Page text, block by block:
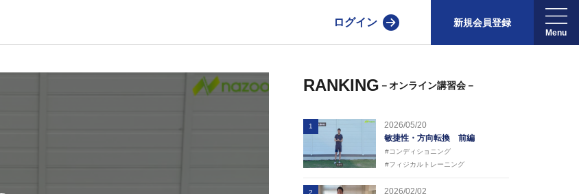
ログイン 新規会員登録
RANKING －オンライン講習会－
1
2026/05/20
敏捷性・方向転換 前編
#コンディショニング
#フィジカルトレーニング
2
2026/02/02